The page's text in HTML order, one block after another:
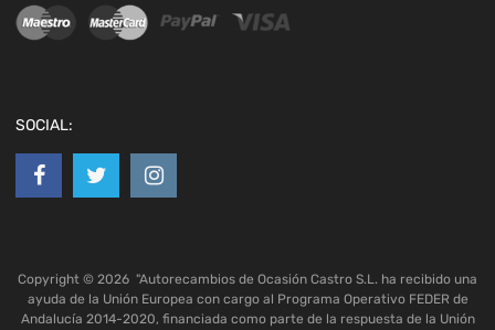
SOCIAL:
Copyright © 2026 "Autorecambios de Ocasión Castro S.L. ha recibido una
ayuda de la Unión Europea con cargo al Programa Operativo FEDER de
Andalucía 2014-2020, financiada como parte de la respuesta de la Unión